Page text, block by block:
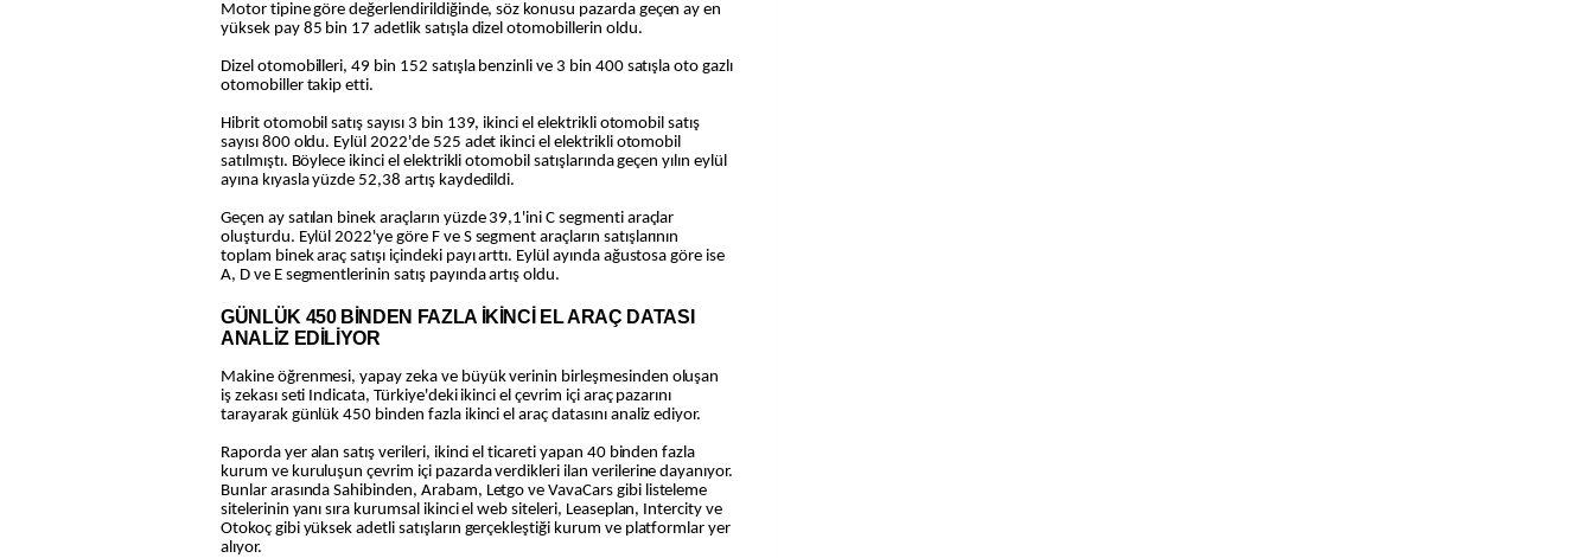
Motor tipine göre değerlendirildiğinde, söz konusu pazarda geçen ay en
yüksek pay 85 bin 17 adetlik satışla dizel otomobillerin oldu.
Dizel otomobilleri, 49 bin 152 satışla benzinli ve 3 bin 400 satışla oto gazlı
otomobiller takip etti.
Hibrit otomobil satış sayısı 3 bin 139, ikinci el elektrikli otomobil satış
sayısı 800 oldu. Eylül 2022'de 525 adet ikinci el elektrikli otomobil
satılmıştı. Böylece ikinci el elektrikli otomobil satışlarında geçen yılın eylül
ayına kıyasla yüzde 52,38 artış kaydedildi.
Geçen ay satılan binek araçların yüzde 39,1'ini C segmenti araçlar
oluşturdu. Eylül 2022'ye göre F ve S segment araçların satışlarının
toplam binek araç satışı içindeki payı arttı. Eylül ayında ağustosa göre ise
A, D ve E segmentlerinin satış payında artış oldu.
GÜNLÜK 450 BİNDEN FAZLA İKİNCİ EL ARAÇ DATASI
ANALİZ EDİLİYOR
Makine öğrenmesi, yapay zeka ve büyük verinin birleşmesinden oluşan
iş zekası seti Indicata, Türkiye'deki ikinci el çevrim içi araç pazarını
tarayarak günlük 450 binden fazla ikinci el araç datasını analiz ediyor.
Raporda yer alan satış verileri, ikinci el ticareti yapan 40 binden fazla
kurum ve kuruluşun çevrim içi pazarda verdikleri ilan verilerine dayanıyor.
Bunlar arasında Sahibinden, Arabam, Letgo ve VavaCars gibi listeleme
sitelerinin yanı sıra kurumsal ikinci el web siteleri, Leaseplan, Intercity ve
Otokoç gibi yüksek adetli satışların gerçekleştiği kurum ve platformlar yer
alıyor.